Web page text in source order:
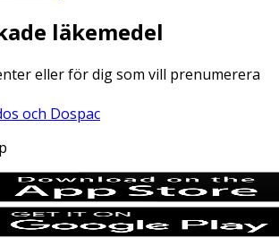
läkemedel
eller för dig som vill prenumerera
och Dospac